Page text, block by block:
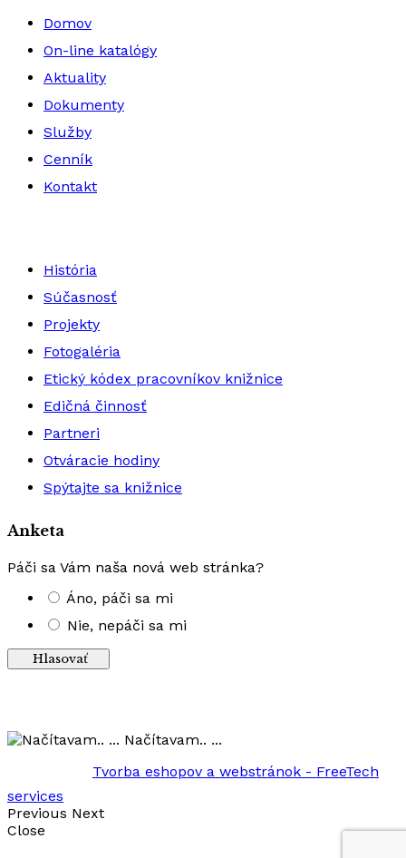
Domov
On-line katalógy
Aktuality
Dokumenty
Služby
Cenník
Kontakt
História
Súčasnosť
Projekty
Fotogaléria
Etický kódex pracovníkov knižnice
Edičná činnosť
Partneri
Otváracie hodiny
Spýtajte sa knižnice
Anketa
Páči sa Vám naša nová web stránka?
Áno, páči sa mi
Nie, nepáči sa mi
Načítavam.. ...
Tvorba eshopov a webstránok - FreeTech
services
Previous Next
Close